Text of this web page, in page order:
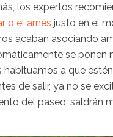
los expertos
o el arnés justo en el
acaban asociando
se ponen
habituamos a que
de salir, ya no se
del paseo, saldrán